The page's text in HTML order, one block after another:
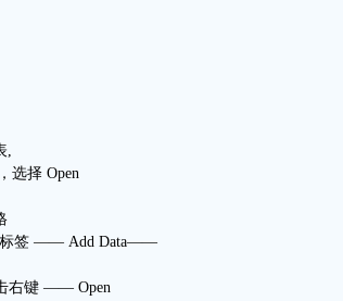
,
选择 Open
标签 —— Add Data——
右键 —— Open